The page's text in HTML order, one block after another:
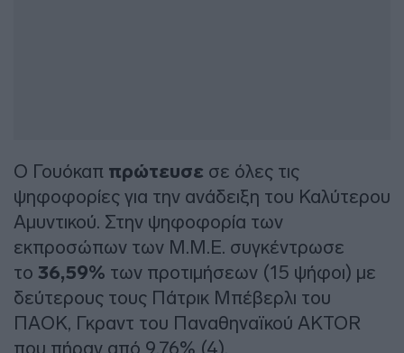
Ο Γουόκαπ πρώτευσε σε όλες τις
ψηφοφορίες για την ανάδειξη του Καλύτερου
Αμυντικού. Στην ψηφοφορία των
εκπροσώπων των Μ.Μ.Ε. συγκέντρωσε
το 36,59% των προτιμήσεων (15 ψήφοι) με
δεύτερους τους Πάτρικ Μπέβερλι του
ΠΑΟΚ, Γκραντ του Παναθηναϊκού AKTOR
που πήραν από 9,76% (4).